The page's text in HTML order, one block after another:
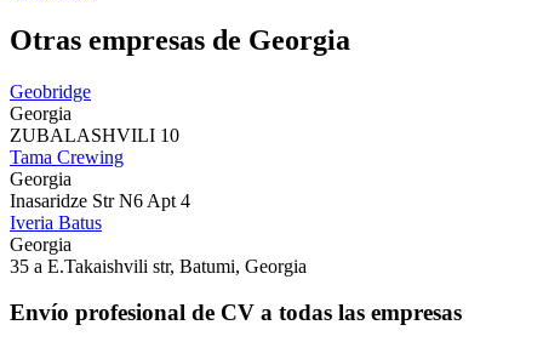
Otras empresas de Georgia
Geobridge
Georgia
ZUBALASHVILI 10
Tama Crewing
Georgia
Inasaridze Str N6 Apt 4
Iveria Batus
Georgia
35 a E.Takaishvili str, Batumi, Georgia
Envío profesional de CV a todas las empresas